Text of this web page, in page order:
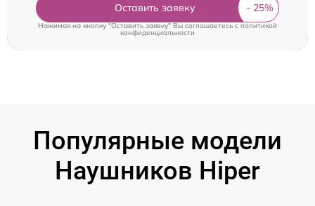
Оставить заявку
Нажимая на кнопку "Оставить заявку" Вы соглашаетесь cполитикой
конфиденциальности
Популярные модели
Наушников Hiper